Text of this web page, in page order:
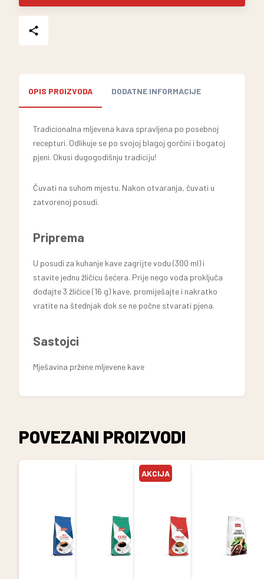
OPIS PROIZVODA DODATNE INFORMACIJE
Tradicionalna mljevena kava spravljena po posebnoj
recepturi. Odlikuje se po svojoj blagoj gorčini i bogatoj
pjeni. Okusi dugogodišnju tradiciju!
Čuvati na suhom mjestu. Nakon otvaranja, čuvati u
zatvorenoj posudi.
Priprema
U posudi za kuhanje kave zagrijte vodu (300 ml) i
stavite jednu žličicu šećera. Prije nego voda proključa
dodajte 3 žličice (16 g) kave, promiješajte i nakratko
vratite na štednjak dok se ne počne stvarati pjena.
Sastojci
Mješavina pržene mljevene kave
POVEZANI PROIZVODI
AKCIJA